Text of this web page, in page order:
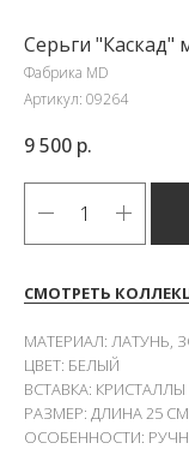
Серьги "Каскад"
Фабрика MD
Артикул: 09264
9 500 р.
СМОТРЕТЬ
МАТЕРИАЛ: ЛАТУНЬ,
ЦВЕТ: БЕЛЫЙ
ВСТАВКА: КРИСТАЛЛЫ
РАЗМЕР: ДЛИНА 25
ОСОБЕННОСТИ: